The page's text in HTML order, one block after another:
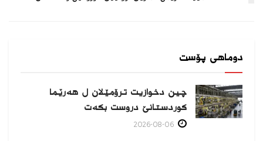
دوماهی پۆست
چین دخوازیت ترۆمێلان ل هەرێما
كوردستانێ دروست بكەت